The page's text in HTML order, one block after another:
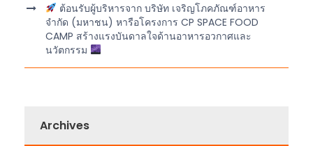
ต้อนรับผู้บริหารจาก บริษัท เจริญโภคภัณฑ์อาหาร
จำกัด (มหาชน) หารือโครงการ CP SPACE FOOD
CAMP สร้างแรงบันดาลใจด้านอาหารอวกาศและ
นวัตกรรม
Archives